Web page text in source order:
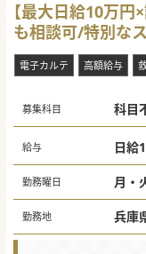
【最大日給10万
も相談可/特別な
電子カルテ 高額給与
募集科目 科目
給与 日給
勤務曜日 月・
勤務地